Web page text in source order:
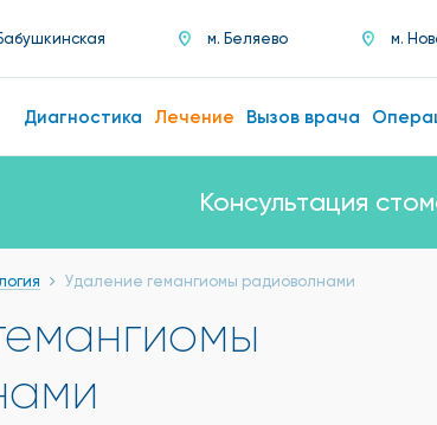
м. Беляево м.
Диагностика Лечение Вызов врача
Консультация
Удаление гемангиомы радиоволнами